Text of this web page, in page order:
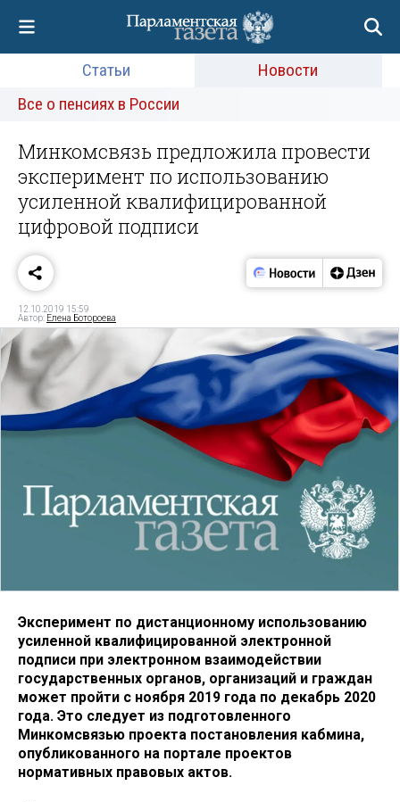
Статьи
Новости
Все о пенсиях в России
Минкомсвязь предложила провести
эксперимент по использованию
усиленной квалифицированной
цифровой подписи
12.10.2019 15:59
Автор: Елена Ботороева
Эксперимент по дистанционному использованию
усиленной квалифицированной электронной
подписи при электронном взаимодействии
государственных органов, организаций и граждан
может пройти с ноября 2019 года по декабрь 2020
года. Это следует из подготовленного
Минкомсвязью проекта постановления кабмина,
опубликованного на портале проектов
нормативных правовых актов.